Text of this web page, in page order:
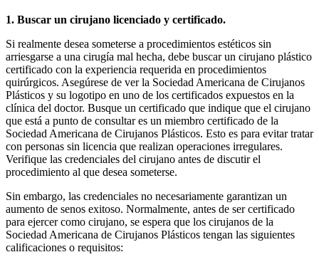
1. Buscar un cirujano licenciado y certificado.
Si realmente desea someterse a procedimientos estéticos sin
arriesgarse a una cirugía mal hecha, debe buscar un cirujano plástico
certificado con la experiencia requerida en procedimientos
quirúrgicos. Asegúrese de ver la Sociedad Americana de Cirujanos
Plásticos y su logotipo en uno de los certificados expuestos en la
clínica del doctor. Busque un certificado que indique que el cirujano
que está a punto de consultar es un miembro certificado de la
Sociedad Americana de Cirujanos Plásticos. Esto es para evitar tratar
con personas sin licencia que realizan operaciones irregulares.
Verifique las credenciales del cirujano antes de discutir el
procedimiento al que desea someterse.
Sin embargo, las credenciales no necesariamente garantizan un
aumento de senos exitoso. Normalmente, antes de ser certificado
para ejercer como cirujano, se espera que los cirujanos de la
Sociedad Americana de Cirujanos Plásticos tengan las siguientes
calificaciones o requisitos: